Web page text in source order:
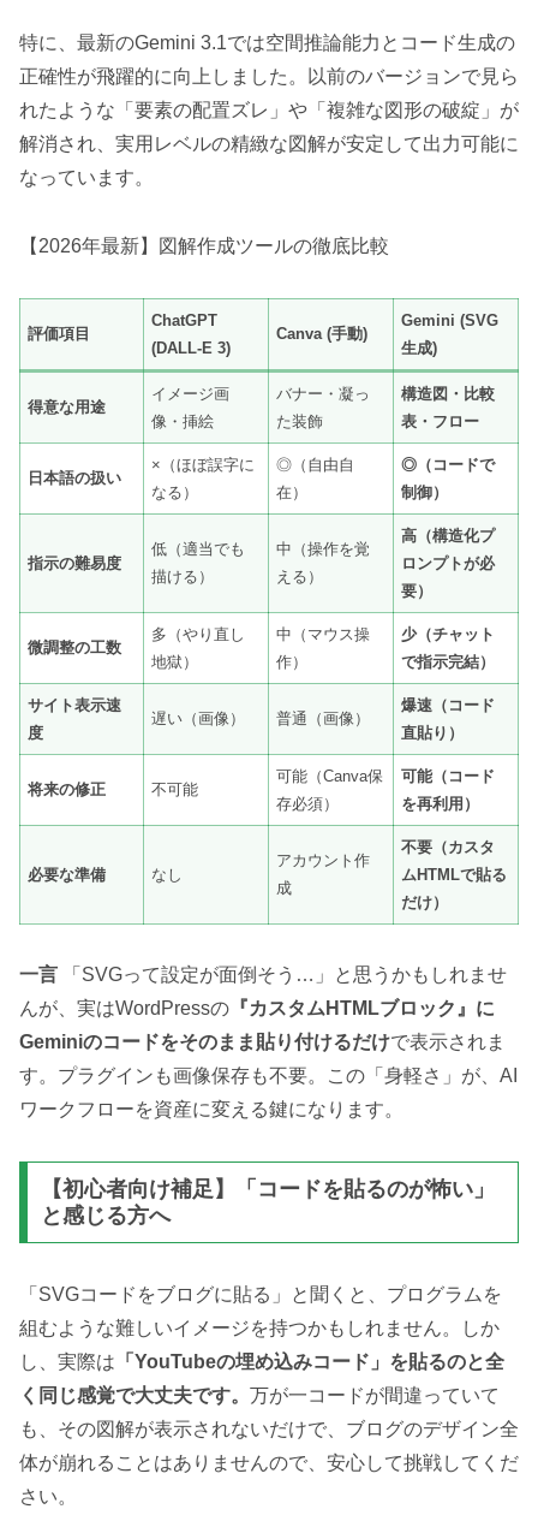
特に、最新のGemini 3.1では空間推論能力とコード生成の
正確性が飛躍的に向上しました。以前のバージョンで見ら
れたような「要素の配置ズレ」や「複雑な図形の破綻」が
解消され、実用レベルの精緻な図解が安定して出力可能に
なっています。
【2026年最新】図解作成ツールの徹底比較
評価項目
ChatGPT
(DALL-E 3)
Canva (手動)
Gemini (SVG
生成)
得意な用途
イメージ画
像・挿絵
バナー・凝っ
た装飾
構造図・比較
表・フロー
日本語の扱い
×（ほぼ誤字に
なる）
◎（自由自
在）
◎（コードで
制御）
指示の難易度
低（適当でも
描ける）
中（操作を覚
える）
高（構造化プ
ロンプトが必
要）
微調整の工数
多（やり直し
地獄）
中（マウス操
作）
少（チャット
で指示完結）
サイト表示速
度
遅い（画像） 普通（画像）
爆速（コード
直貼り）
将来の修正 不可能
可能（Canva保
存必須）
可能（コード
を再利用）
必要な準備 なし
アカウント作
成
不要（カスタ
ムHTMLで貼る
だけ）
一言 「SVGって設定が面倒そう…」と思うかもしれませ
んが、実はWordPressの 『カスタムHTMLブロック』に
Geminiのコードをそのまま貼り付けるだけで表示されま
す。プラグインも画像保存も不要。この「身軽さ」が、AI
ワークフローを資産に変える鍵になります。
【初心者向け補足】「コードを貼るのが怖い」
と感じる方へ
「SVGコードをブログに貼る」と聞くと、プログラムを
組むような難しいイメージを持つかもしれません。しか
し、実際は 「YouTubeの埋め込みコード」を貼るのと全
く同じ感覚で大丈夫です。 万が一コードが間違っていて
も、その図解が表示されないだけで、ブログのデザイン全
体が崩れることはありませんので、安心して挑戦してくだ
さい。